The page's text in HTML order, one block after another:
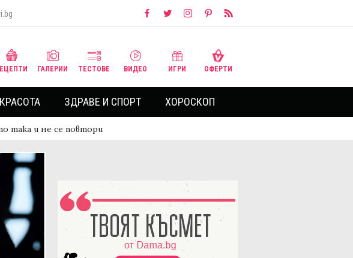
ГАЛЕРИИ ТЕСТОВЕ ВИДЕО ИГРИ ОФЕРТИ
ЗДРАВЕ И СПОРТ ХОРОСКОП
така и не се повтори